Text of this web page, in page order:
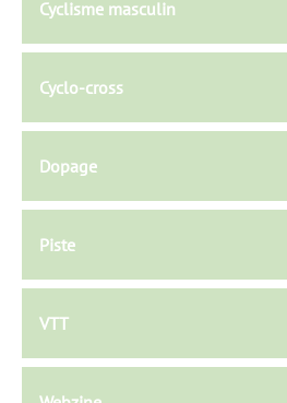
Cyclisme masculin
Cyclo-cross
Dopage
Piste
VTT